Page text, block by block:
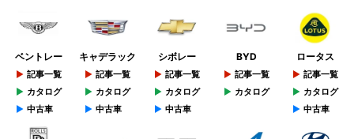
ベントレー
記事一覧
カタログ
中古車
キャデラック
記事一覧
カタログ
中古車
シボレー
記事一覧
カタログ
中古車
BYD
記事一覧
カタログ
ロータス
記事一覧
カタログ
中古車